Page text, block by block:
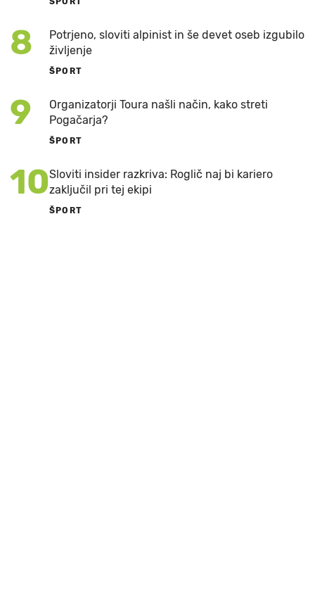
8
Potrjeno, sloviti alpinist in še devet oseb izgubilo
življenje
ŠPORT
9
Organizatorji Toura našli način, kako streti
Pogačarja?
ŠPORT
10Sloviti insider razkriva: Roglič naj bi kariero
zaključil pri tej ekipi
ŠPORT